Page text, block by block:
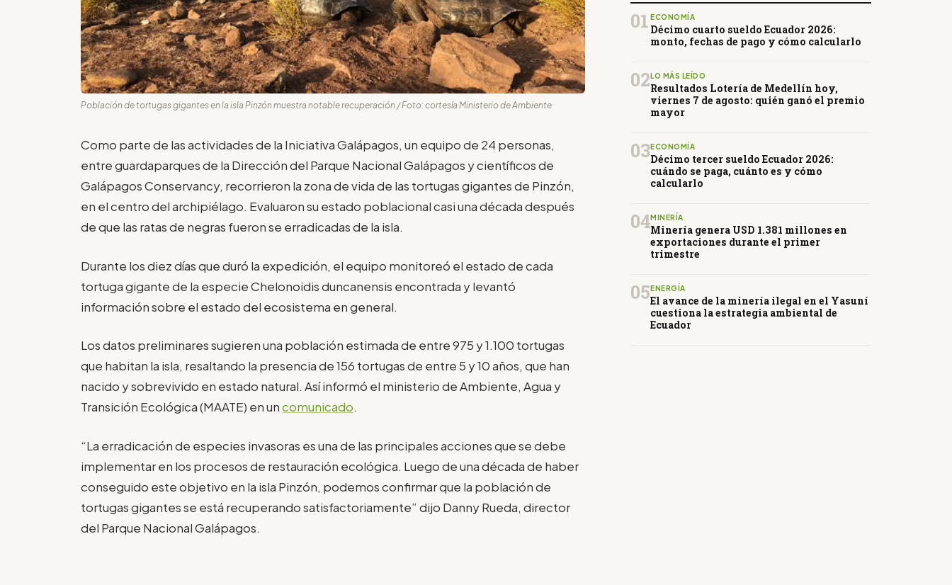
Población de tortugas gigantes en la isla Pinzón muestra notable recuperación / Foto: cortesía Ministerio de Ambiente
Como parte de las actividades de la Iniciativa Galápagos, un equipo de 24 personas,
entre guardaparques de la Dirección del Parque Nacional Galápagos y científicos de
Galápagos Conservancy, recorrieron la zona de vida de las tortugas gigantes de Pinzón,
en el centro del archipiélago. Evaluaron su estado poblacional casi una década después
de que las ratas de negras fueron se erradicadas de la isla.
Durante los diez días que duró la expedición, el equipo monitoreó el estado de cada
tortuga gigante de la especie Chelonoidis duncanensis encontrada y levantó
información sobre el estado del ecosistema en general.
Los datos preliminares sugieren una población estimada de entre 975 y 1.100 tortugas
que habitan la isla, resaltando la presencia de 156 tortugas de entre 5 y 10 años, que han
nacido y sobrevivido en estado natural. Así informó el ministerio de Ambiente, Agua y
Transición Ecológica (MAATE) en uncomunicado.
“La erradicación de especies invasoras es una de las principales acciones que se debe
implementar en los procesos de restauración ecológica. Luego de una década de haber
conseguido este objetivo en la isla Pinzón, podemos confirmar que la población de
tortugas gigantes se está recuperando satisfactoriamente” dijo Danny Rueda, director
del Parque Nacional Galápagos.
01 ECONOMÍA
Décimo cuarto sueldo Ecuador 2026:
monto, fechas de pago y cómo calcularlo
02 LO MÁS LEÍDO
Resultados Lotería de Medellín hoy,
viernes 7 de agosto: quién ganó el premio
mayor
03ECONOMÍA
Décimo tercer sueldo Ecuador 2026:
cuándo se paga, cuánto es y cómo
calcularlo
04MINERÍA
Minería genera USD 1.381 millones en
exportaciones durante el primer
trimestre
05 ENERGÍA
El avance de la minería ilegal en el Yasuní
cuestiona la estrategia ambiental de
Ecuador